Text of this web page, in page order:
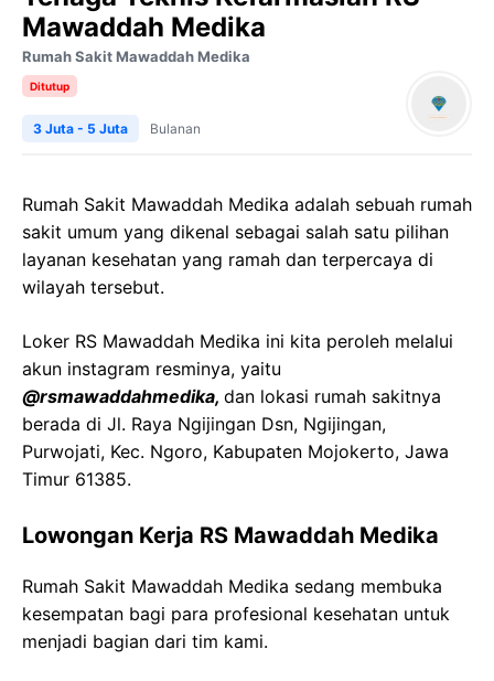
Mawaddah Medika
Rumah Sakit Mawaddah Medika
Ditutup
3 Juta - 5 Juta Bulanan
Rumah Sakit Mawaddah Medika adalah sebuah rumah
sakit umum yang dikenal sebagai salah satu pilihan
layanan kesehatan yang ramah dan terpercaya di
wilayah tersebut.
Loker RS Mawaddah Medika ini kita peroleh melalui
akun instagram resminya, yaitu
@rsmawaddahmedika, dan lokasi rumah sakitnya
berada di Jl. Raya Ngijingan Dsn, Ngijingan,
Purwojati, Kec. Ngoro, Kabupaten Mojokerto, Jawa
Timur 61385.
Lowongan Kerja RS Mawaddah Medika
Rumah Sakit Mawaddah Medika sedang membuka
kesempatan bagi para profesional kesehatan untuk
menjadi bagian dari tim kami.